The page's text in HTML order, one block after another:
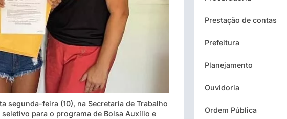
segunda-feira (10), na Secretaria de Trabalho
para o programa de Bolsa Auxílio e
Prestação de contas
Prefeitura
Planejamento
Ouvidoria
Ordem Pública